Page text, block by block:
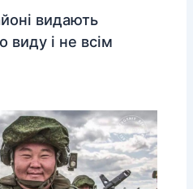
видають
виду і не всім